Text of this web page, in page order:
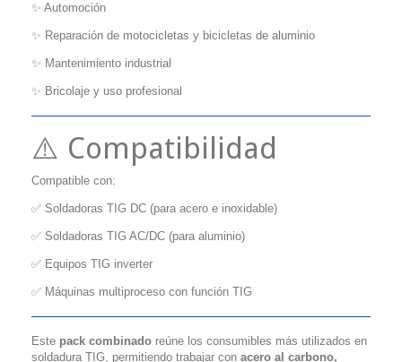
✨ Automoción
✨ Reparación de motocicletas y bicicletas de aluminio
✨ Mantenimiento industrial
✨ Bricolaje y uso profesional
⚠️ Compatibilidad
Compatible con:
✅ Soldadoras TIG DC (para acero e inoxidable)
✅ Soldadoras TIG AC/DC (para aluminio)
✅ Equipos TIG inverter
✅ Máquinas multiproceso con función TIG
Este pack combinado reúne los consumibles más utilizados en
soldadura TIG, permitiendo trabajar con acero al carbono,